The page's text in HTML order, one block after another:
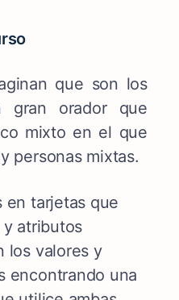
que son los
gran orador que
mixto en el que
personas mixtas.
en tarjetas que
y atributos
los valores y
encontrando una